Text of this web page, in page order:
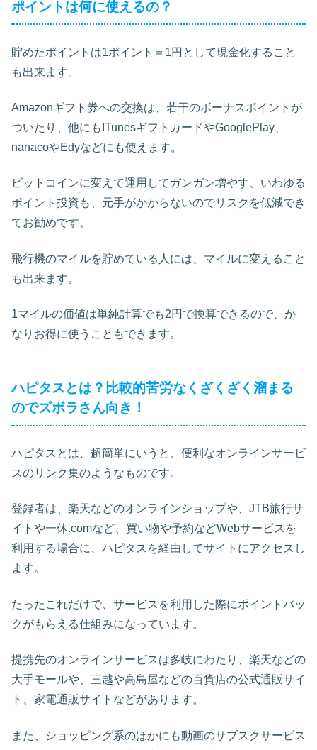
ポイントは何に使えるの？
貯めたポイントは1ポイント＝1円として現金化すること
も出来ます。
Amazonギフト券への交換は、若干のボーナスポイントが
ついたり、他にもITunesギフトカードやGooglePlay、
nanacoやEdyなどにも使えます。
ビットコインに変えて運用してガンガン増やす、いわゆる
ポイント投資も、元手がかからないのでリスクを低減でき
てお勧めです。
飛行機のマイルを貯めている人には、マイルに変えること
も出来ます。
1マイルの価値は単純計算でも2円で換算できるので、か
なりお得に使うこともできます。
ハピタスとは？比較的苦労なくざくざく溜まる
のでズボラさん向き！
ハピタスとは、超簡単にいうと、便利なオンラインサービ
スのリンク集のようなものです。
登録者は、楽天などのオンラインショップや、JTB旅行サ
イトや一休.comなど、買い物や予約などWebサービスを
利用する場合に、ハピタスを経由してサイトにアクセスし
ます。
たったこれだけで、サービスを利用した際にポイントバッ
クがもらえる仕組みになっています。
提携先のオンラインサービスは多岐にわたり、楽天などの
大手モールや、三越や高島屋などの百貨店の公式通販サイ
ト、家電通販サイトなどがあります。
また、ショッピング系のほかにも動画のサブスクサービス